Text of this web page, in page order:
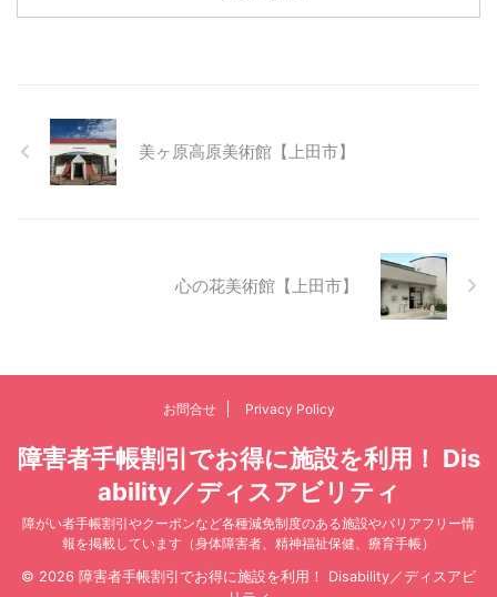
美ヶ原高原美術館【上田市】
心の花美術館【上田市】
お問合せ Privacy Policy
障害者手帳割引でお得に施設を利用！ Dis
ability／ディスアビリティ
障がい者手帳割引やクーポンなど各種減免制度のある施設やバリアフリー情
報を掲載しています（身体障害者、精神福祉保健、療育手帳）
© 2026 障害者手帳割引でお得に施設を利用！ Disability／ディスアビ